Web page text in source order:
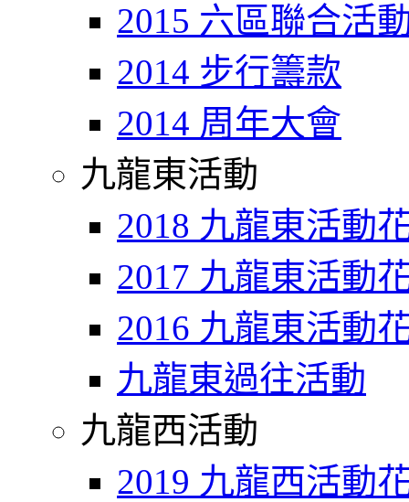
2015 六區聯合活
2014 步行籌款
2014 周年大會
九龍東活動
2018 九龍東活動
2017 九龍東活動
2016 九龍東活動
九龍東過往活動
九龍西活動
2019 九龍西活動